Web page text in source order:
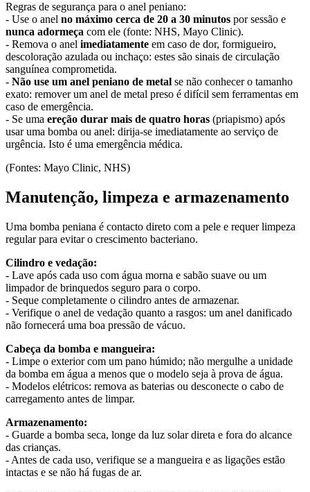
Regras de segurança para o anel peniano:
- Use o anel no máximo cerca de 20 a 30 minutos por sessão e
nunca adormeça com ele (fonte: NHS, Mayo Clinic).
- Remova o anel imediatamente em caso de dor, formigueiro,
descoloração azulada ou inchaço: estes são sinais de circulação
sanguínea comprometida.
- Não use um anel peniano de metal se não conhecer o tamanho
exato: remover um anel de metal preso é difícil sem ferramentas em
caso de emergência.
- Se uma ereção durar mais de quatro horas (priapismo) após
usar uma bomba ou anel: dirija-se imediatamente ao serviço de
urgência. Isto é uma emergência médica.
(Fontes: Mayo Clinic, NHS)
Manutenção, limpeza e armazenamento
Uma bomba peniana é contacto direto com a pele e requer limpeza
regular para evitar o crescimento bacteriano.
Cilindro e vedação:
- Lave após cada uso com água morna e sabão suave ou um
limpador de brinquedos seguro para o corpo.
- Seque completamente o cilindro antes de armazenar.
- Verifique o anel de vedação quanto a rasgos: um anel danificado
não fornecerá uma boa pressão de vácuo.
Cabeça da bomba e mangueira:
- Limpe o exterior com um pano húmido; não mergulhe a unidade
da bomba em água a menos que o modelo seja à prova de água.
- Modelos elétricos: remova as baterias ou desconecte o cabo de
carregamento antes de limpar.
Armazenamento:
- Guarde a bomba seca, longe da luz solar direta e fora do alcance
das crianças.
- Antes de cada uso, verifique se a mangueira e as ligações estão
intactas e se não há fugas de ar.